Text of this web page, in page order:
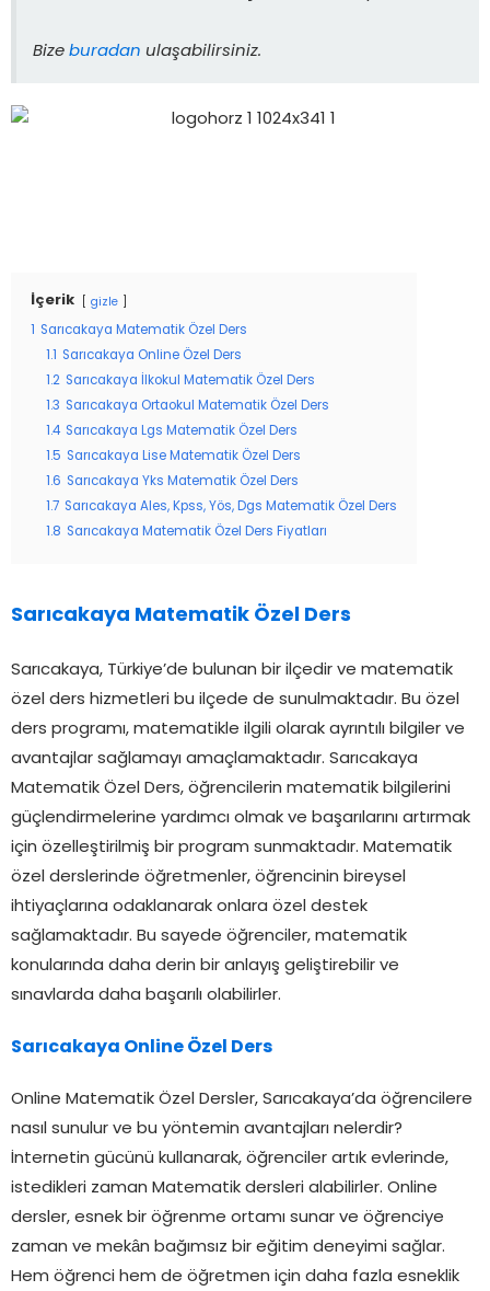
Bize buradan ulaşabilirsiniz.
İçerik gizle
Sarıcakaya Matematik Özel Ders
1.1
Sarıcakaya Online Özel Ders
1.2 Sarıcakaya İlkokul Matematik Özel Ders
1.3 Sarıcakaya Ortaokul Matematik Özel Ders
1.4 Sarıcakaya Lgs Matematik Özel Ders
1.5 Sarıcakaya Lise Matematik Özel Ders
1.6 Sarıcakaya Yks Matematik Özel Ders
1.7 Sarıcakaya Ales, Kpss, Yös, Dgs Matematik Özel Ders
1.8 Sarıcakaya Matematik Özel Ders Fiyatları
Sarıcakaya Matematik Özel Ders
Sarıcakaya, Türkiye’de bulunan bir ilçedir ve matematik
özel ders hizmetleri bu ilçede de sunulmaktadır. Bu özel
ders programı, matematikle ilgili olarak ayrıntılı bilgiler ve
avantajlar sağlamayı amaçlamaktadır. Sarıcakaya
Matematik Özel Ders, öğrencilerin matematik bilgilerini
güçlendirmelerine yardımcı olmak ve başarılarını artırmak
için özelleştirilmiş bir program sunmaktadır. Matematik
özel derslerinde öğretmenler, öğrencinin bireysel
ihtiyaçlarına odaklanarak onlara özel destek
sağlamaktadır. Bu sayede öğrenciler, matematik
konularında daha derin bir anlayış geliştirebilir ve
sınavlarda daha başarılı olabilirler.
Sarıcakaya Online Özel Ders
Online Matematik Özel Dersler, Sarıcakaya’da öğrencilere
nasıl sunulur ve bu yöntemin avantajları nelerdir?
İnternetin gücünü kullanarak, öğrenciler artık evlerinde,
istedikleri zaman Matematik dersleri alabilirler. Online
dersler, esnek bir öğrenme ortamı sunar ve öğrenciye
zaman ve mekân bağımsız bir eğitim deneyimi sağlar.
Hem öğrenci hem de öğretmen için daha fazla esneklik